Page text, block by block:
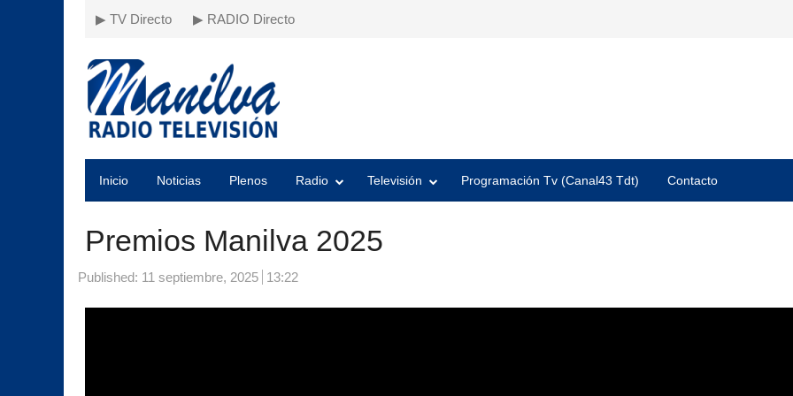
▶ TV Directo ▶ RADIO Directo
Inicio Noticias Plenos Radio Televisión Programación Tv (Canal43 Tdt) Contacto
Premios Manilva 2025
Published: 11 septiembre, 2025 13:22